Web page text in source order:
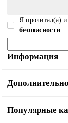
Я прочитал(а) и
безопасности
Информация
Дополнительно
Популярные